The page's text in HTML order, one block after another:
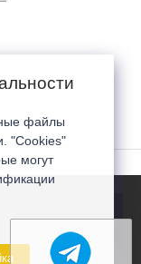
файлы
"Cookies"
могут